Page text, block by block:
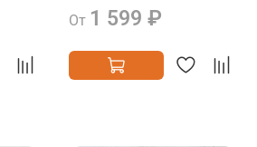
От 1 599 ₽